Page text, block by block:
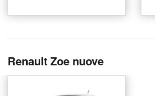
Renault Zoe nuove